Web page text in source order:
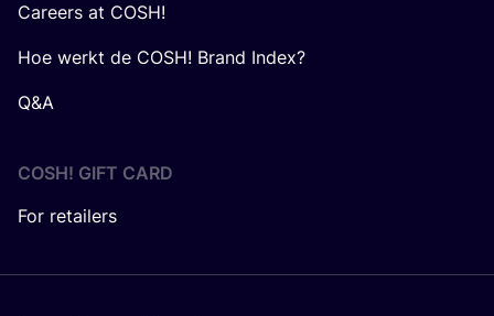
Careers at COSH!
Hoe werkt de COSH! Brand Index?
Q&A
COSH! GIFT CARD
For retailers